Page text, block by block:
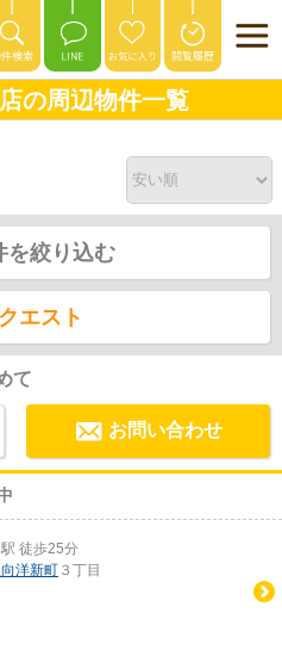
の周辺物件一覧
を絞り込む
エスト
て
お問い合わせ
駅 徒歩25分
向洋新町 ３丁目